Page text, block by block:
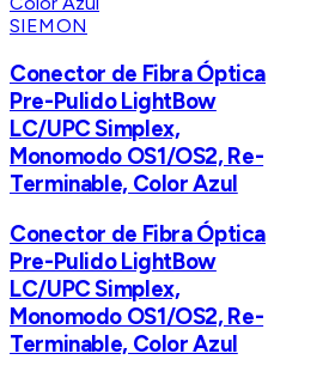
SIEMON
Conector de Fibra Óptica
Pre-Pulido LightBow
LC/UPC Simplex,
Monomodo OS1/OS2, Re-
Terminable, Color Azul
Conector de Fibra Óptica
Pre-Pulido LightBow
LC/UPC Simplex,
Monomodo OS1/OS2, Re-
Terminable, Color Azul